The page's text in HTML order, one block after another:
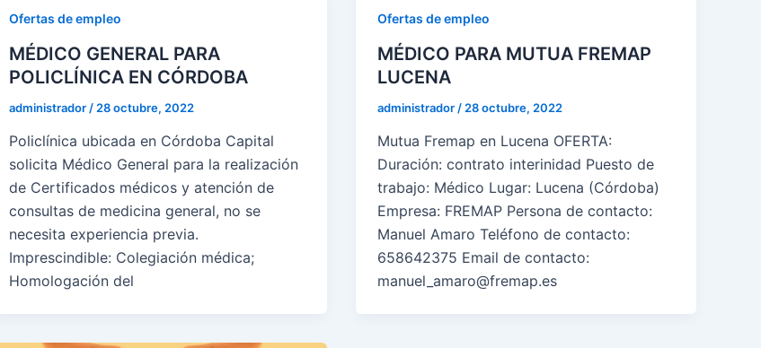
Ofertas de empleo
MÉDICO GENERAL PARA
POLICLÍNICA EN CÓRDOBA
administrador / 28 octubre, 2022
Policlínica ubicada en Córdoba Capital
solicita Médico General para la realización
de Certificados médicos y atención de
consultas de medicina general, no se
necesita experiencia previa.
Imprescindible: Colegiación médica;
Homologación del
Ofertas de empleo
MÉDICO PARA MUTUA FREMAP
LUCENA
administrador / 28 octubre, 2022
Mutua Fremap en Lucena OFERTA:
Duración: contrato interinidad Puesto de
trabajo: Médico Lugar: Lucena (Córdoba)
Empresa: FREMAP Persona de contacto:
Manuel Amaro Teléfono de contacto:
658642375 Email de contacto:
manuel_amaro@fremap.es